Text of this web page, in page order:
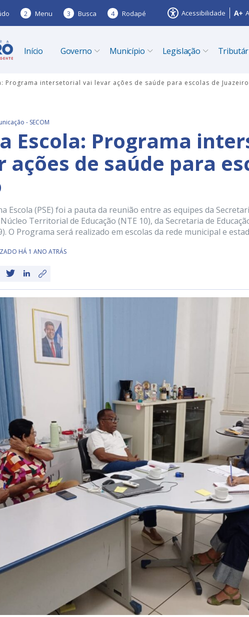
2 Menu 3 Busca 4 Rodapé Acessibilidade
Início Governo Município Legislação
Programa intersetorial vai levar ações de saúde para escolas de Juazeiro
- SECOM
Escola: Programa
ações de saúde para
Escola (PSE) foi a pauta da reunião entre as equipes da
Territorial de Educação (NTE 10), da Secretaria de
O Programa será realizado em escolas da rede municipal e
HÁ 1 ANO ATRÁS